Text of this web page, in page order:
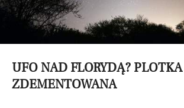
UFO NAD FLORYDĄ?
ZDEMENTOWANA